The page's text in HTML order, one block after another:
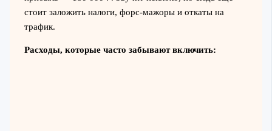
стоит заложить налоги, форс-мажоры и откаты на
трафик.
Расходы, которые часто забывают включить: